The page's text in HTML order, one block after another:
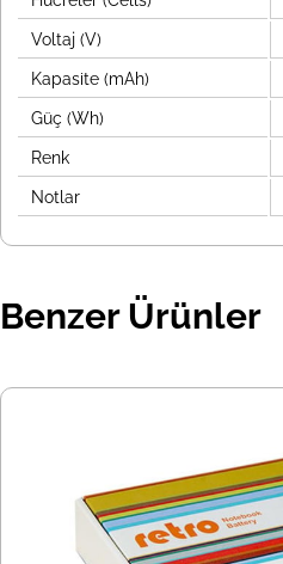
Voltaj (V)
Kapasite (mAh)
Güç (Wh)
Renk
Notlar
Benzer Ürünler